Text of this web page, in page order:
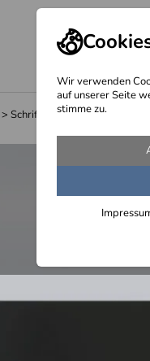
Wir verwenden
auf unserer Seite
stimme zu.
> Schriftzüge und Logos aus